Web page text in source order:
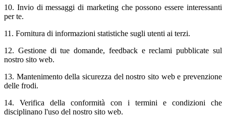
10. Invio di messaggi di marketing che possono essere interessanti
per te.
11. Fornitura di informazioni statistiche sugli utenti ai terzi.
12. Gestione di tue domande, feedback e reclami pubblicate sul
nostro sito web.
13. Mantenimento della sicurezza del nostro sito web e prevenzione
delle frodi.
14. Verifica della conformità con i termini e condizioni che
disciplinano l'uso del nostro sito web.